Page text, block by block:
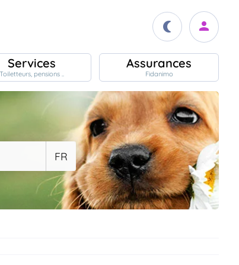
Services
Toiletteurs, pensions ..
Assurances
Fidanimo
FR